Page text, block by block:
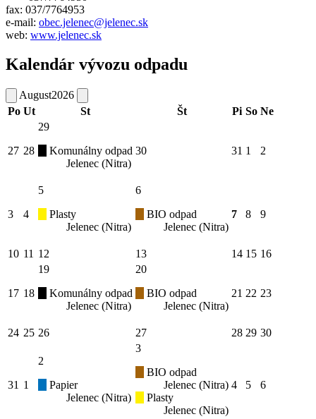
fax: 037/7764953
e-mail: obec.jelenec@jelenec.sk
web: www.jelenec.sk
Kalendár vývozu odpadu
August2026
Po Ut St Št Pi So Ne
27 28
29
Komunálny odpad
Jelenec (Nitra)
30 31 1 2
3 4
5
Plasty
Jelenec (Nitra)
6
BIO odpad
Jelenec (Nitra)
7 8 9
10 11 12 13 14 15 16
17 18
19
Komunálny odpad
Jelenec (Nitra)
20
BIO odpad
Jelenec (Nitra)
21 22 23
24 25 26 27 28 29 30
31 1
2
Papier
Jelenec (Nitra)
3
BIO odpad
Jelenec (Nitra)
Plasty
Jelenec (Nitra)
4 5 6